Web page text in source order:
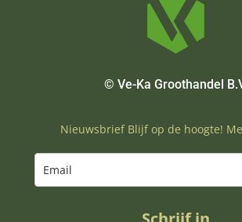
© Ve-Ka Groothandel
Nieuwsbrief Blijf op de hoogte!